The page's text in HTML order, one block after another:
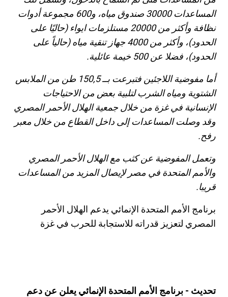
المساعدات 30000 صندوق مياه، و600 مجموعة أدوات
نظافة وأكثر من 20000 مستلزمات ايواء (حاليًا على
الحدود)، وأكثر من 4000 جهاز تنقية مياه (حالياً على
الحدود)، فضلا عن 500 خيمة عائلية.
أما مفوضية اللاجئين فتبرعت بــ 150,5 طن من الملابس
الشتوية ومياه الشرب لتلبية بعض من الاحتياجات
الإنسانية في غزة من خلال جمعية الهلال الأحمر المصري
وقد وصلت المساعدات إلى داخل القطاع من خلال معبر
رفح.
وتعمل المفوضية عن كثب مع الهلال الأحمر المصري
والأمم المتحدة في مصر لإيصال المزيد من المساعدات
قريبا.
برنامج الأمم المتحدة الإنمائي يدعم الهلال الأحمر
المصري لتعزيز قدراته للاستجابة للحرب في غزة
تحديث - برنامج الأمم المتحدة الإنمائي يعلن عن دعم